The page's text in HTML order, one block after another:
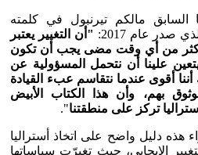
السابق مالكم تيرنبول في كلمته
صدر عام 2017:
"أن التغيير يعتبر
أكثر من أي وقت مضى يجب أن تكون
علينا أن نتحمل المسؤولية عن
أننا أقوى عندما نتقاسم عبء القيادة
بهم، وأن هذا الكتاب الأبيض
تركز على منطقتنا".
هذه دليل واضح على اتخاذ أستراليا
الإيجابي، حيث تغيرّت سياساتها